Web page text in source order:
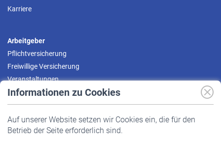
Informationen zu Cookies
Auf unserer Website setzen wir Cookies ein, die für den
Betrieb der Seite erforderlich sind.
Karriere
Arbeitgeber
Pflichtversicherung
Freiwillige Versicherung
Veranstaltungen
Pflichtversicherung